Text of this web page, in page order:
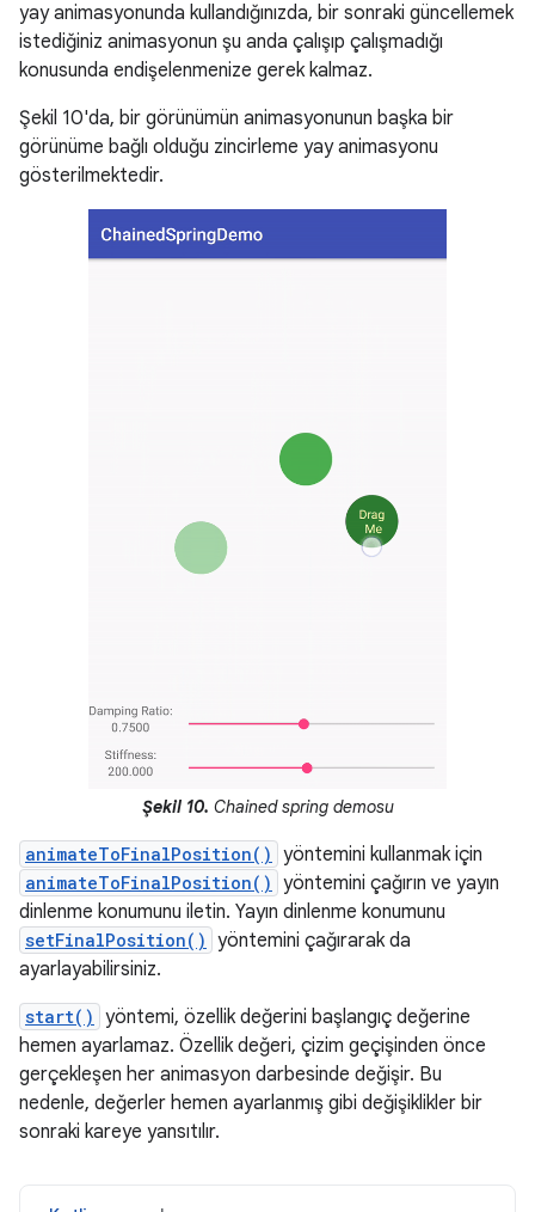
yay animasyonunda kullandığınızda, bir sonraki güncellemek
istediğiniz animasyonun şu anda çalışıp çalışmadığı
konusunda endişelenmenize gerek kalmaz.
Şekil 10'da, bir görünümün animasyonunun başka bir
görünüme bağlı olduğu zincirleme yay animasyonu
gösterilmektedir.
Şekil 10. Chained spring demosu
animateToFinalPosition() yöntemini kullanmak için
animateToFinalPosition() yöntemini çağırın ve yayın
dinlenme konumunu iletin. Yayın dinlenme konumunu
setFinalPosition() yöntemini çağırarak da
ayarlayabilirsiniz.
start() yöntemi, özellik değerini başlangıç değerine
hemen ayarlamaz. Özellik değeri, çizim geçişinden önce
gerçekleşen her animasyon darbesinde değişir. Bu
nedenle, değerler hemen ayarlanmış gibi değişiklikler bir
sonraki kareye yansıtılır.